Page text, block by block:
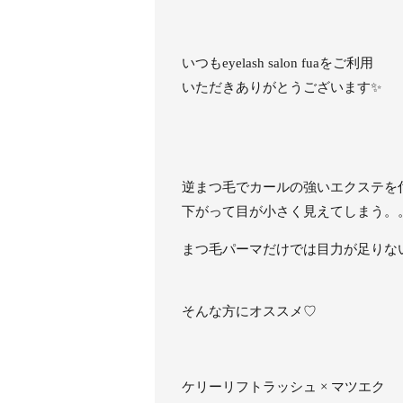
いつもeyelash salon fuaをご利用
いただきありがとうございます✨
逆まつ毛でカールの強いエクステを
下がって目が小さく見えてしまう。。
まつ毛パーマだけでは目力が足りな
そんな方にオススメ♡
ケリーリフトラッシュ × マツエク